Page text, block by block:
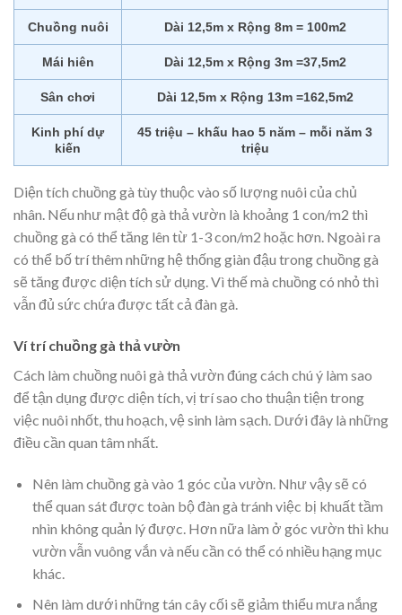
Chuồng nuôi Dài 12,5m x Rộng 8m = 100m2
Mái hiên Dài 12,5m x Rộng 3m =37,5m2
Sân chơi Dài 12,5m x Rộng 13m =162,5m2
Kinh phí dự
kiến
45 triệu – khấu hao 5 năm – mỗi năm 3
triệu
Diện tích chuồng gà tùy thuộc vào số lượng nuôi của chủ
nhân. Nếu như mật độ gà thả vườn là khoảng 1 con/m2 thì
chuồng gà có thể tăng lên từ 1-3 con/m2 hoặc hơn. Ngoài ra
có thể bố trí thêm những hệ thống giàn đậu trong chuồng gà
sẽ tăng được diện tích sử dụng. Vì thế mà chuồng có nhỏ thì
vẫn đủ sức chứa được tất cả đàn gà.
Ví trí chuồng gà thả vườn
Cách làm chuồng nuôi gà thả vườn đúng cách chú ý làm sao
để tận dụng được diện tích, vị trí sao cho thuận tiện trong
việc nuôi nhốt, thu hoạch, vệ sinh làm sạch. Dưới đây là những
điều cần quan tâm nhất.
Nên làm chuồng gà vào 1 góc của vườn. Như vậy sẽ có
thể quan sát được toàn bộ đàn gà tránh việc bị khuất tầm
nhìn không quản lý được. Hơn nữa làm ở góc vườn thì khu
vườn vẫn vuông vắn và nếu cần có thể có nhiều hạng mục
khác.
Nên làm dưới những tán cây cối sẽ giảm thiểu mưa nắng